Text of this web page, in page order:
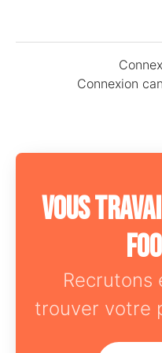
Connexion
Vous
Recrutons
trouver votre